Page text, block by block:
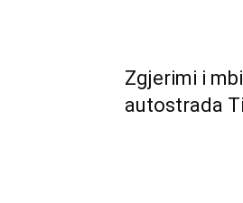
Zgjerimi i
autostrada